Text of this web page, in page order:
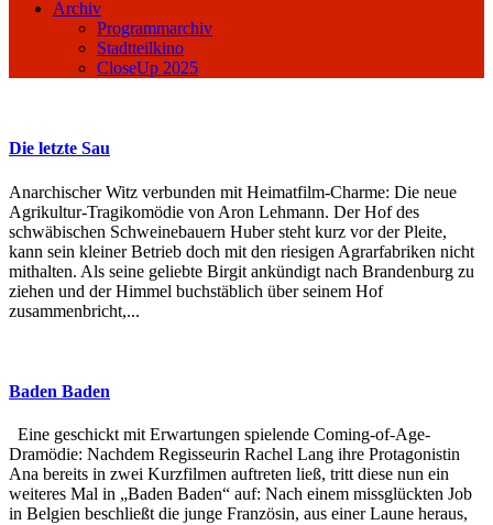
Archiv
Programmarchiv
Stadtteilkino
CloseUp 2025
Die letzte Sau
Anarchischer Witz verbunden mit Heimatfilm-Charme: Die neue
Agrikultur-Tragikomödie von Aron Lehmann. Der Hof des
schwäbischen Schweinebauern Huber steht kurz vor der Pleite,
kann sein kleiner Betrieb doch mit den riesigen Agrarfabriken nicht
mithalten. Als seine geliebte Birgit ankündigt nach Brandenburg zu
ziehen und der Himmel buchstäblich über seinem Hof
zusammenbricht,...
Baden Baden
Eine geschickt mit Erwartungen spielende Coming-of-Age-
Dramödie: Nachdem Regisseurin Rachel Lang ihre Protagonistin
Ana bereits in zwei Kurzfilmen auftreten ließ, tritt diese nun ein
weiteres Mal in „Baden Baden“ auf: Nach einem missglückten Job
in Belgien beschließt die junge Französin, aus einer Laune heraus,